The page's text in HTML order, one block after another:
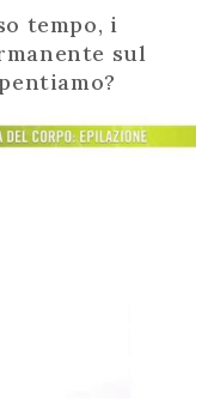
tempo, i
sul